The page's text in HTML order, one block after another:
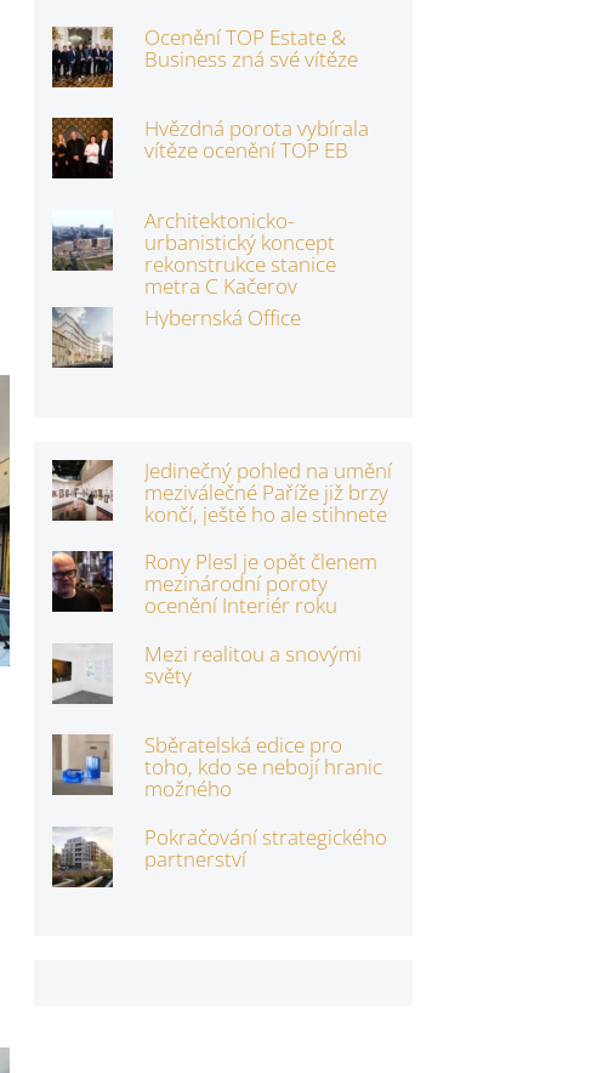
Ocenění TOP Estate &
Business zná své vítěze
Hvězdná porota vybírala
vítěze ocenění TOP EB
Architektonicko-
urbanistický koncept
rekonstrukce stanice
metra C Kačerov
Hybernská Office
Jedinečný pohled na umění
meziválečné Paříže již brzy
končí, ještě ho ale stihnete
Rony Plesl je opět členem
mezinárodní poroty
ocenění Interiér roku
Mezi realitou a snovými
světy
Sběratelská edice pro
toho, kdo se nebojí hranic
možného
Pokračování strategického
partnerství